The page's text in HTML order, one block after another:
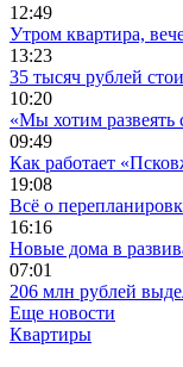
12:49
Утром квартира,
13:23
35 тысяч рублей
10:20
«Мы хотим развеять
09:49
Как работает
19:08
Всё о
16:16
Новые дома в
07:01
206 млн рублей
Еще новости
Квартиры